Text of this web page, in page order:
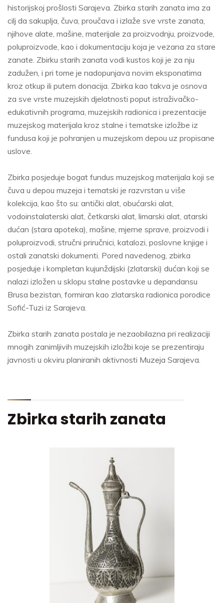
historijskoj prošlosti Sarajeva. Zbirka starih zanata ima za
cilj da sakuplja, čuva, proučava i izlaže sve vrste zanata,
njihove alate, mašine, materijale za proizvodnju, proizvode,
poluproizvode, kao i dokumentaciju koja je vezana za stare
zanate. Zbirku starih zanata vodi kustos koji je za nju
zadužen, i pri tome je nadopunjava novim eksponatima
kroz otkup ili putem donacija. Zbirka kao takva je osnova
za sve vrste muzejskih djelatnosti poput istraživačko-
edukativnih programa, muzejskih radionica i prezentacije
muzejskog materijala kroz stalne i tematske izložbe iz
fundusa koji je pohranjen u muzejskom depou uz propisane
uslove.
Zbirka posjeduje bogat fundus muzejskog materijala koji se
čuva u depou muzeja i tematski je razvrstan u više
kolekcija, kao što su: antički alat, obućarski alat,
vodoinstalaterski alat, četkarski alat, limarski alat, atarski
dućan (stara apoteka), mašine, mjerne sprave, proizvodi i
poluproizvodi, stručni priručnici, katalozi, poslovne knjige i
ostali zanatski dokumenti. Pored navedenog, zbirka
posjeduje i kompletan kujunždijski (zlatarski) dućan koji se
nalazi izložen u sklopu stalne postavke u depandansu
Brusa bezistan, formiran kao zlatarska radionica porodice
Sofić-Tuzi iz Sarajeva.
Zbirka starih zanata postala je nezaobilazna pri realizaciji
mnogih zanimljivih muzejskih izložbi koje se prezentiraju
javnosti u okviru planiranih aktivnosti Muzeja Sarajeva.
Zbirka starih zanata